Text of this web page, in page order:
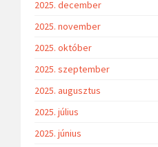
2025. december
2025. november
2025. október
2025. szeptember
2025. augusztus
2025. július
2025. június